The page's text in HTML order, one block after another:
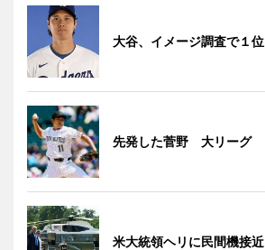
大谷、イメージ調査で１位
先発した菅野 大リーグ
米大統領ヘリに民間機接近